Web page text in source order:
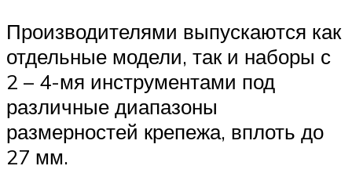
Производителями выпускаются как
отдельные модели, так и наборы с
2 – 4-мя инструментами под
различные диапазоны
размерностей крепежа, вплоть до
27 мм.